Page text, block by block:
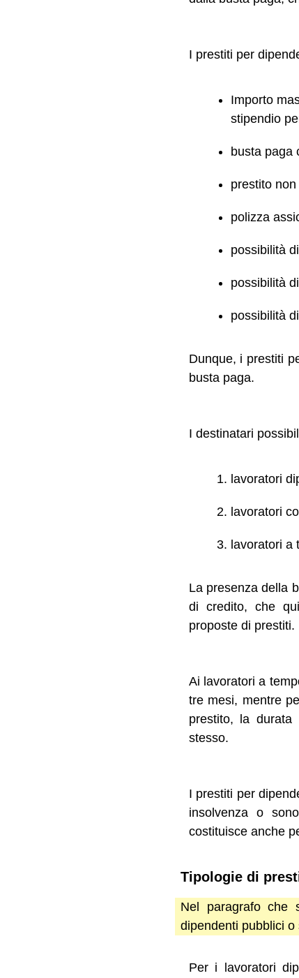
I prestiti per
Importo
stipendio
busta paga
prestito
polizza
possibilità
possibilità
possibilità
Dunque, i prestiti
busta paga.
I destinatari
lavoratori
lavoratori
lavoratori a
La presenza della
di credito, che
proposte di prestiti.
Ai lavoratori a
tre mesi, mentre
prestito, la durata
stesso.
I prestiti per
insolvenza o
costituisce anche
Tipologie di
Nel paragrafo che
dipendenti pubblici o
Per i lavoratori